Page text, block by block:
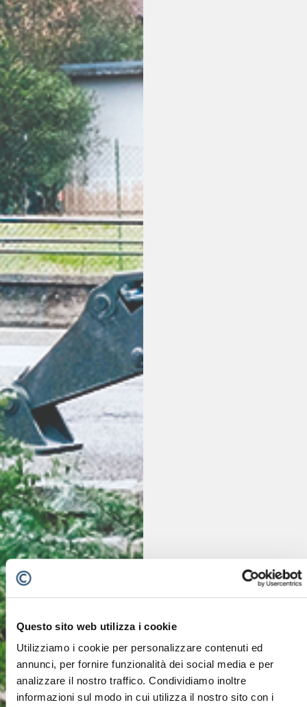
Questo sito web utilizza i cookie
Utilizziamo i cookie per personalizzare contenuti ed
annunci, per fornire funzionalità dei social media e per
analizzare il nostro traffico. Condividiamo inoltre
informazioni sul modo in cui utilizza il nostro sito con i